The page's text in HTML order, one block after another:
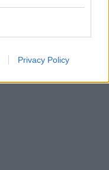
Privacy Policy